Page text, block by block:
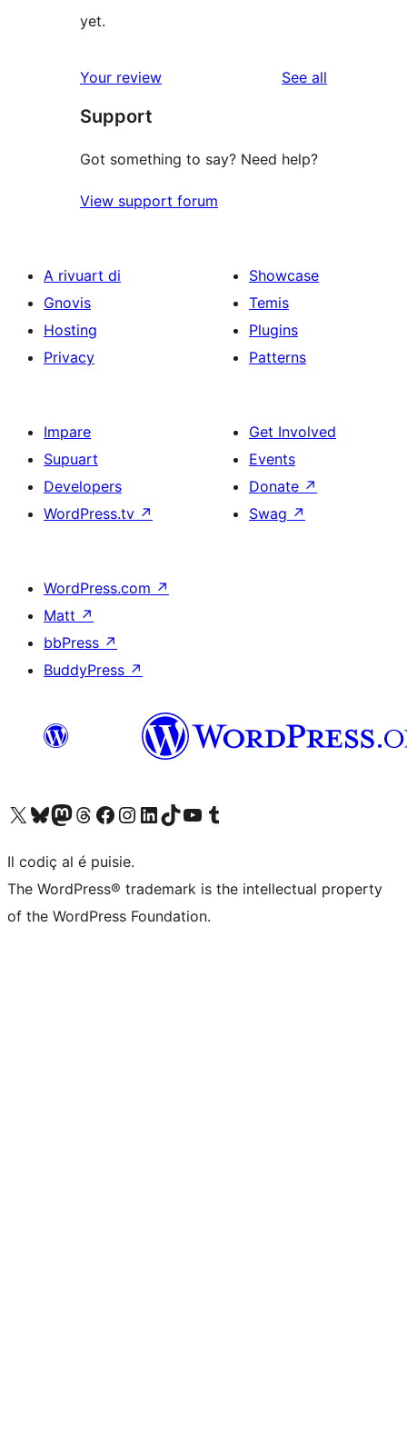
yet.
Your review See all
Support
Got something to say? Need help?
View support forum
A rivuart di
Gnovis
Hosting
Privacy
Showcase
Temis
Plugins
Patterns
Impare
Supuart
Developers
WordPress.tv ↗
Get Involved
Events
Donate ↗
Swag ↗
WordPress.com ↗
Matt ↗
bbPress ↗
BuddyPress ↗
Visit our X (formerly Twitter) account
Visit our Bluesky account
Visit our Mastodon account
Visit our Threads account
Visit our Facebook page
Visit our Instagram account
Visit our LinkedIn account
Visit our TikTok account
Visit our YouTube channel
Visit our Tumblr account
Il codiç al é puisie.
The WordPress® trademark is the intellectual property
of the WordPress Foundation.